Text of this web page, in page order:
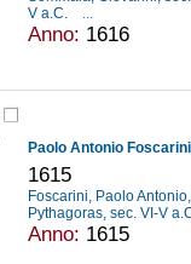
V a.C.
...
Anno: 1616
1615
Foscarini, Paolo
Pythagoras, sec. VI-V
Anno: 1615